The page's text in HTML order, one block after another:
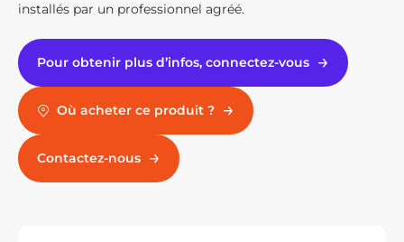
installés par un professionnel agréé.
Pour obtenir plus d’infos, connectez-vous
Où acheter ce produit ?
Contactez-nous